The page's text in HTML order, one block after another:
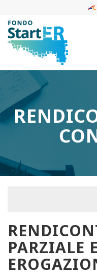
PARZIALE